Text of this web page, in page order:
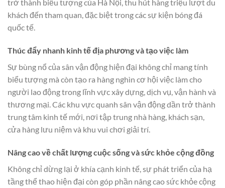
trở thành biểu tượng của Hà Nội, thu hút hàng triệu lượt du
khách đến tham quan, đặc biệt trong các sự kiện bóng đá
quốc tế.
Thúc đẩy nhanh kinh tế địa phương và tạo việc làm
Sự bùng nổ của sân vận động hiện đại không chỉ mang tính
biểu tượng mà còn tạo ra hàng nghìn cơ hội việc làm cho
người lao động trong lĩnh vực xây dựng, dịch vụ, vận hành và
thương mại. Các khu vực quanh sân vận động dần trở thành
trung tâm kinh tế mới, nơi tập trung nhà hàng, khách sạn,
cửa hàng lưu niệm và khu vui chơi giải trí.
Nâng cao về chất lượng cuộc sống và sức khỏe cộng đồng
Không chỉ dừng lại ở khía cạnh kinh tế, sự phát triển của hạ
tầng thể thao hiện đại còn góp phần nâng cao sức khỏe cộng